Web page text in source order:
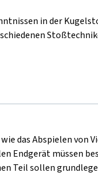
in der
das Abspielen von
Endgerät müssen
Teil sollen